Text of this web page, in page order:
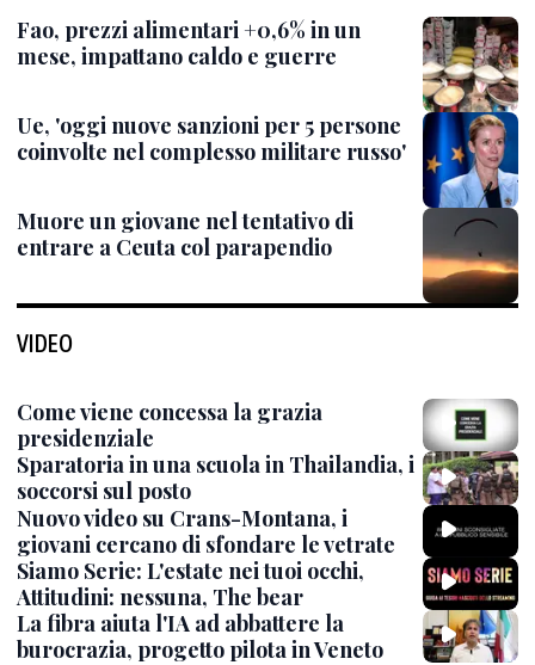
Fao, prezzi alimentari +0,6% in un
mese, impattano caldo e guerre
Ue, 'oggi nuove sanzioni per 5 persone
coinvolte nel complesso militare russo'
Muore un giovane nel tentativo di
entrare a Ceuta col parapendio
VIDEO
Come viene concessa la grazia
presidenziale
Sparatoria in una scuola in Thailandia, i
soccorsi sul posto
Nuovo video su Crans-Montana, i
giovani cercano di sfondare le vetrate
Siamo Serie: L'estate nei tuoi occhi,
Attitudini: nessuna, The bear
La fibra aiuta l'IA ad abbattere la
burocrazia, progetto pilota in Veneto